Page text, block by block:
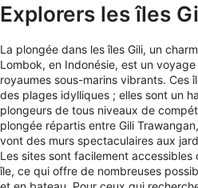
Explorers les îles
La plongée dans les îles Gili, un
Lombok, en Indonésie, est un
royaumes sous-marins vibrants. Ces
des plages idylliques ; elles sont un
plongeurs de tous niveaux de
plongée répartis entre Gili
vont des murs spectaculaires aux
Les sites sont facilement
île, ce qui offre de nombreuses